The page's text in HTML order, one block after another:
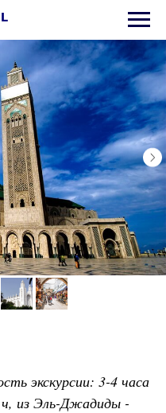
экскурсии: 3-4 часа
из Эль-Джадиды -